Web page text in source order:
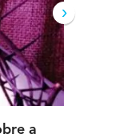
a
›